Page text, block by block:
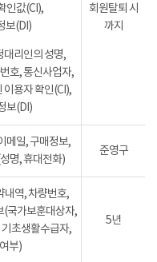
인값(CI),
보(DI)
대리인의 성명,
호, 통신사업자,
이용자 확인(CI),
보(DI)
회원탈퇴 시
까지
메일, 구매정보,
명, 휴대전화)
준영구
내역, 차량번호,
(국가보훈대상자,
초생활수급자,
부)
5년